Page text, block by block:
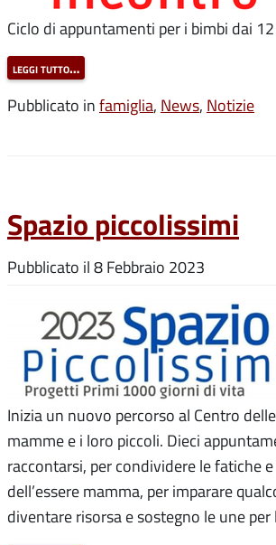
Ciclo di appuntamenti per i bimbi dai
leggi tutto…
Pubblicato in famiglia, News, Notizie
Spazio piccolissimi
Pubblicato il 8 Febbraio 2023
Inizia un nuovo percorso al Centro
mamme e i loro piccoli. Dieci
raccontarsi, per condividere le fatiche
dell’essere mamma, per imparare
diventare risorsa e sostegno le une